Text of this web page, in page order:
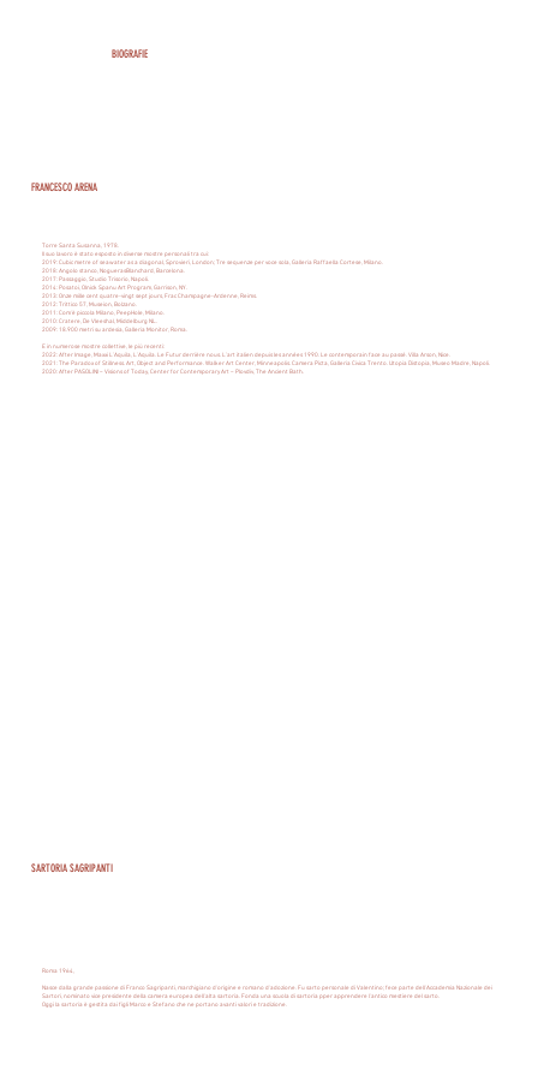
FRANCESCO ARENA
Torre Santa Susanna, 1978.
Il suo lavoro è stato esposto in diverse mostre personali tra cui:
2019: Cubic metre of seawater as a diagonal, Sprovieri, London; Tre sequenze per voce sola, Galleria Raffaella Cortese, Milano.
2018: Angolo stanco, NoguerasBlanchard, Barcelona.
2017: Passaggio, Studio Trisorio, Napoli.
2014: Posatoi, Olnick Spanu Art Program, Garrison, NY.
2013: Onze mille cent quatre-vingt sept jours, Frac Champagne-Ardenne, Reims.
2012: Trittico 57, Museion, Bolzano.
2011: Com'è piccola Milano, PeepHole, Milano.
2010: Cratere, De Vleeshal, Middelburg NL.
2009: 18.900 metri su ardesia, Galleria Monitor, Roma.
E in numerose mostre collettive, le più recenti:
2022: After Image, Maxxi L’Aquila, L’Aquila. Le Futur derrière nous. L’art italien depuis les années 1990. Le contemporain face au passé. Villa Arson, Nice.
2021: The Paradox of Stillness. Art, Object and Performance. Walker Art Center, Minneapolis. Camera Picta, Galleria Civica Trento. Utopia Distopia, Museo Madre, Napoli.
2020: After PASOLINI – Visions of Today, Center for Contemporary Art – Plovdiv, The Ancient Bath.
SARTORIA SAGRIPANTI
Roma 1964,
Nasce dalla grande passione di Franco Sagripanti, marchigiano d'origine e romano d'adozione. Fu sarto personale di Valentino; fece parte dell'Accademia Nazionale dei
Sartori, nominato vice presidente della camera europea dell'alta sartoria. Fonda una scuola di sartoria pper apprendere l'antico mestiere del sarto.
Oggi la sartoria è gestita dai figli Marco e Stefano che ne portano avanti valori e tradizione.
BIOGRAFIE